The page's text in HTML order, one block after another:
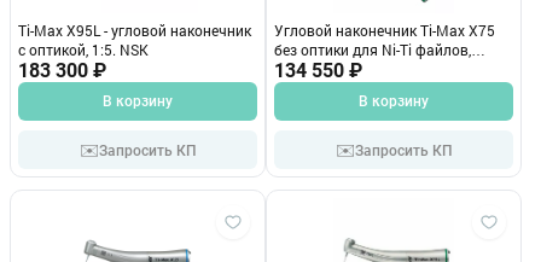
Ti-Max X95L - угловой наконечник
с оптикой, 1:5. NSK
183 300 ₽
В корзину
✉️Запросить КП
Угловой наконечник Ti-Max X75
без оптики для Ni-Ti файлов,
128:1. NSK
134 550 ₽
В корзину
✉️Запросить КП